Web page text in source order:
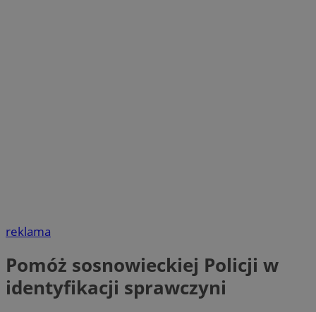
reklama
Pomóż sosnowieckiej Policji w
identyfikacji sprawczyni